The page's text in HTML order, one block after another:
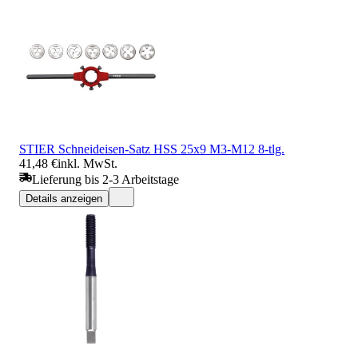
STIER Schneideisen-Satz HSS 25x9 M3-M12 8-tlg.
41,48 €inkl. MwSt.
Lieferung bis 2-3 Arbeitstage
Details anzeigen